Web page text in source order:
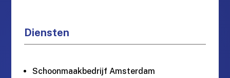
Diensten
Schoonmaakbedrijf Amsterdam